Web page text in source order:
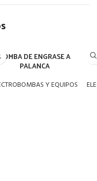
DE ENGRASE A
PALANCA
Y EQUIPOS